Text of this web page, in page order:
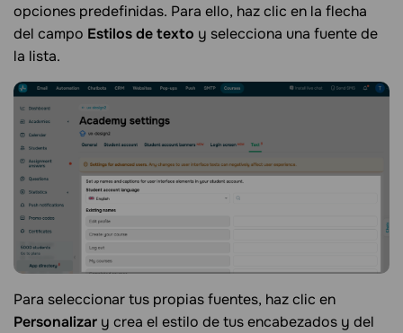
opciones predefinidas. Para ello, haz clic en la flecha
del campo Estilos de texto y selecciona una fuente de
la lista.
Para seleccionar tus propias fuentes, haz clic en
Personalizar y crea el estilo de tus encabezados y del